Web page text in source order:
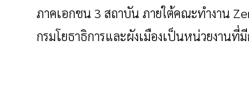
ภาคเอกชน 3 สถาบัน ภายใต้คณะทำงาน
กรมโยธาธิการและผังเมืองเป็นหน่วยงาน